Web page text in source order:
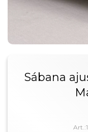
Sábana